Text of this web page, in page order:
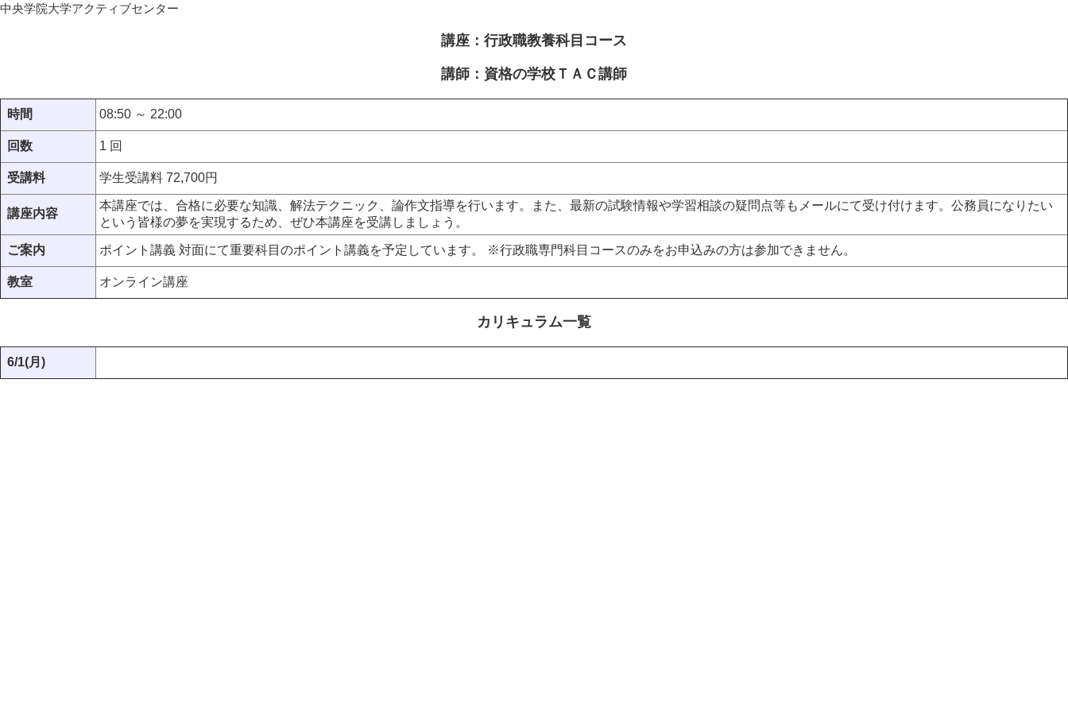
中央学院大学アクティブセンター
講座：行政職教養科目コース
講師：資格の学校ＴＡＣ講師
時間 08:50 ～ 22:00
回数 1 回
受講料 学生受講料 72,700円
講座内容
本講座では、合格に必要な知識、解法テクニック、論作文指導を行います。また、最新の試験情報や学習相談の疑問点等もメールにて受け付けます。公務員になりたい
という皆様の夢を実現するため、ぜひ本講座を受講しましょう。
ご案内 ポイント講義 対面にて重要科目のポイント講義を予定しています。 ※行政職専門科目コースのみをお申込みの方は参加できません。
教室 オンライン講座
カリキュラム一覧
6/1(月)